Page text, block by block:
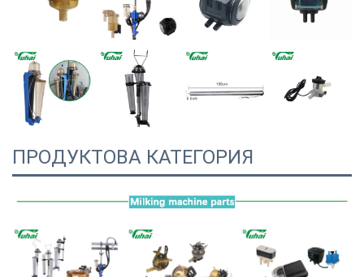
ПРОДУКТОВА КАТЕГОРИЯ